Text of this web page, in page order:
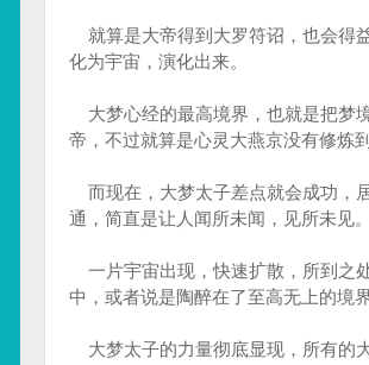
就算是大帝得到大罗符诏，也会得
化为宇宙，演化出来。
大梦心经的最高境界，也就是把梦
帝，不过就算是心灵大燕京没有修炼
而现在，大梦太子差点就会成功，
通，简直是让人闻所未闻，见所未见。
一片宇宙出现，快速扩散，所到之
中，或者说是陶醉在了至高无上的境
大梦太子的力量彻底显现，所有的